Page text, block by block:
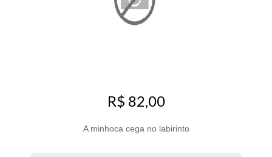
R$ 82,00
A minhoca cega no labirinto